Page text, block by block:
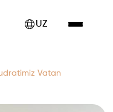
UZ
Vatan